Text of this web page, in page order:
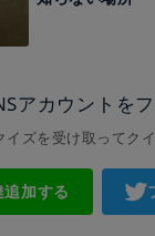
アカウントを
イズを受け取ってク
追加する